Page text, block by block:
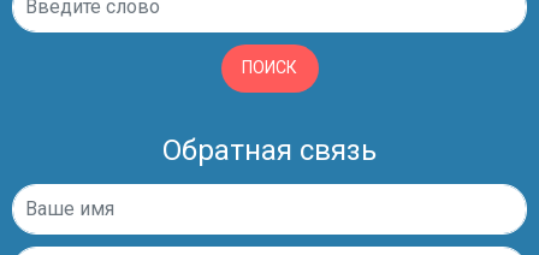
ПОИСК
Обратная связь